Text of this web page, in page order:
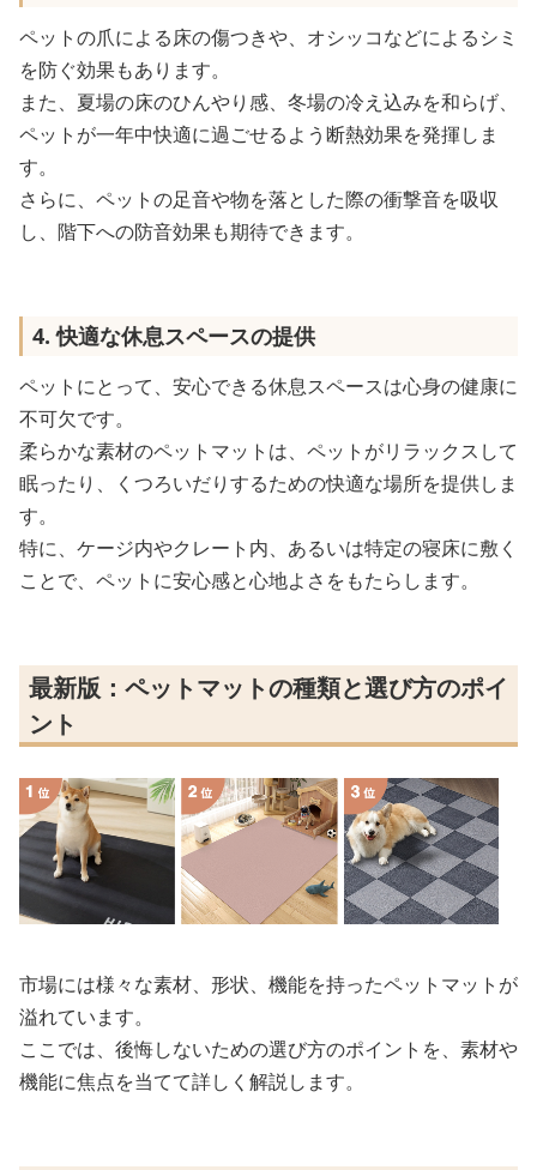
ペットの爪による床の傷つきや、オシッコなどによるシミ
を防ぐ効果もあります。
また、夏場の床のひんやり感、冬場の冷え込みを和らげ、
ペットが一年中快適に過ごせるよう断熱効果を発揮しま
す。
さらに、ペットの足音や物を落とした際の衝撃音を吸収
し、階下への防音効果も期待できます。
4. 快適な休息スペースの提供
ペットにとって、安心できる休息スペースは心身の健康に
不可欠です。
柔らかな素材のペットマットは、ペットがリラックスして
眠ったり、くつろいだりするための快適な場所を提供しま
す。
特に、ケージ内やクレート内、あるいは特定の寝床に敷く
ことで、ペットに安心感と心地よさをもたらします。
最新版：ペットマットの種類と選び方のポイ
ント
市場には様々な素材、形状、機能を持ったペットマットが
溢れています。
ここでは、後悔しないための選び方のポイントを、素材や
機能に焦点を当てて詳しく解説します。